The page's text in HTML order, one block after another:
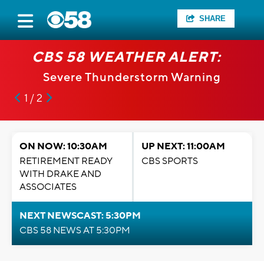
SHARE
CBS 58 WEATHER ALERT:
Severe Thunderstorm Warning
1 / 2
ON NOW: 10:30AM
RETIREMENT READY
WITH DRAKE AND
ASSOCIATES
UP NEXT: 11:00AM
CBS SPORTS
NEXT NEWSCAST: 5:30PM
CBS 58 NEWS AT 5:30PM